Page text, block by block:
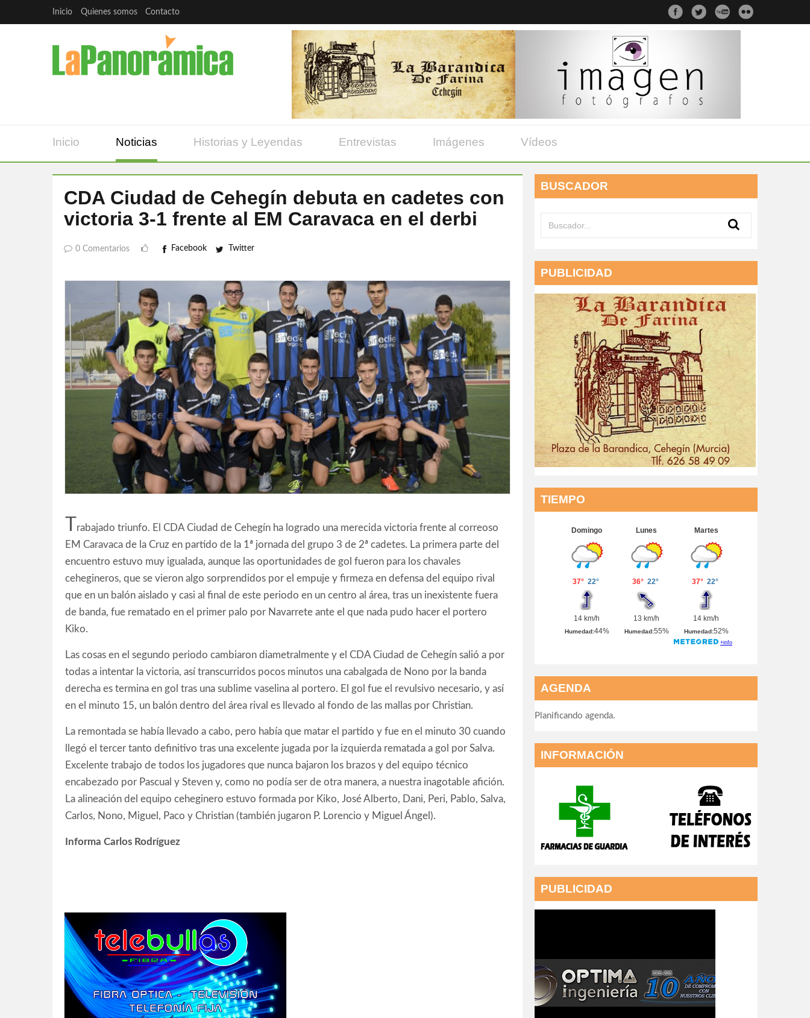
Inicio Quienes somos Contacto
Inicio Noticias Historias y Leyendas Entrevistas Imágenes Vídeos
CDA Ciudad de Cehegín debuta en cadetes con
victoria 3-1 frente al EM Caravaca en el derbi
0 Comentarios Facebook Twitter
Trabajado triunfo. El CDA Ciudad de Cehegín ha logrado una merecida victoria frente al correoso
EM Caravaca de la Cruz en partido de la 1ª jornada del grupo 3 de 2ª cadetes. La primera parte del
encuentro estuvo muy igualada, aunque las oportunidades de gol fueron para los chavales
cehegineros, que se vieron algo sorprendidos por el empuje y firmeza en defensa del equipo rival
que en un balón aislado y casi al final de este periodo en un centro al área, tras un inexistente fuera
de banda, fue rematado en el primer palo por Navarrete ante el que nada pudo hacer el portero
Kiko.
Las cosas en el segundo periodo cambiaron diametralmente y el CDA Ciudad de Cehegín salió a por
todas a intentar la victoria, así transcurridos pocos minutos una cabalgada de Nono por la banda
derecha es termina en gol tras una sublime vaselina al portero. El gol fue el revulsivo necesario, y así
en el minuto 15, un balón dentro del área rival es llevado al fondo de las mallas por Christian.
La remontada se había llevado a cabo, pero había que matar el partido y fue en el minuto 30 cuando
llegó el tercer tanto definitivo tras una excelente jugada por la izquierda rematada a gol por Salva.
Excelente trabajo de todos los jugadores que nunca bajaron los brazos y del equipo técnico
encabezado por Pascual y Steven y, como no podía ser de otra manera, a nuestra inagotable afición.
La alineación del equipo ceheginero estuvo formada por Kiko, José Alberto, Dani, Peri, Pablo, Salva,
Carlos, Nono, Miguel, Paco y Christian (también jugaron P. Lorencio y Miguel Ángel).
Informa Carlos Rodríguez
BUSCADOR
PUBLICIDAD
TIEMPO
AGENDA
Planificando agenda.
INFORMACIÓN
PUBLICIDAD